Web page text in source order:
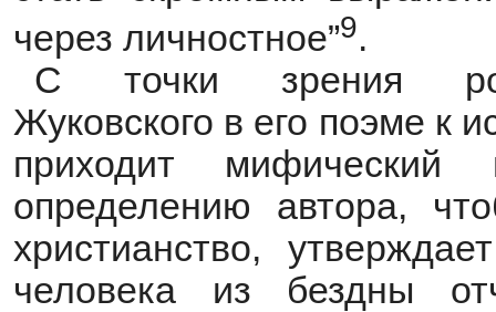
через личностное”9.
С точки зрения
Жуковского в его поэме к
приходит
определению автора,
христианство,
человека из бездны